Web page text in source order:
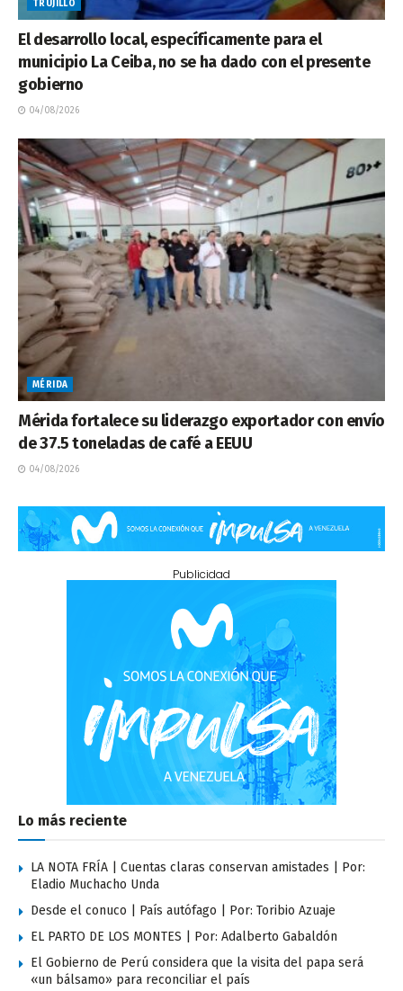
TRUJILLO
El desarrollo local, específicamente para el
municipio La Ceiba, no se ha dado con el presente
gobierno
04/08/2026
MÉRIDA
Mérida fortalece su liderazgo exportador con envío
de 37.5 toneladas de café a EEUU
04/08/2026
Publicidad
Lo más reciente
LA NOTA FRÍA | Cuentas claras conservan amistades | Por:
Eladio Muchacho Unda
Desde el conuco | País autófago | Por: Toribio Azuaje
EL PARTO DE LOS MONTES | Por: Adalberto Gabaldón
El Gobierno de Perú considera que la visita del papa será
«un bálsamo» para reconciliar el país